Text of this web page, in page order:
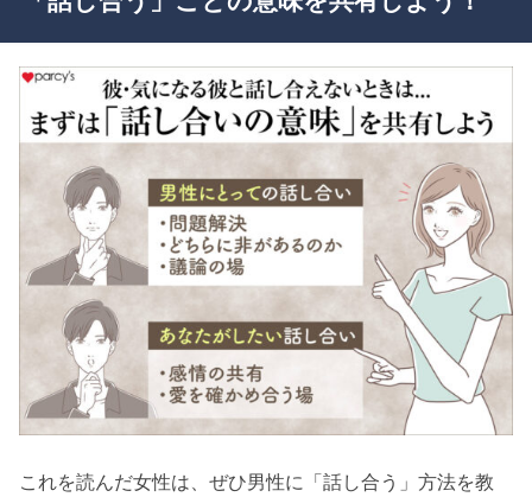
これを読んだ女性は、ぜひ男性に「話し合う」方法を教